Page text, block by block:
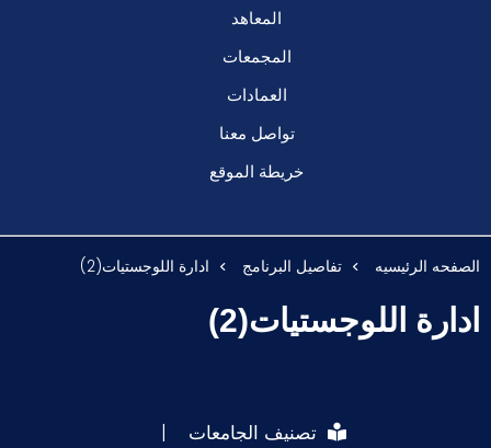
المعاهد
المجمعات
العمادات
تواصل معنا
خريطة الموقع
الصفحه الرئيسيه تفاصيل البرنامج ادارة اللوجستيات(2)
ادارة اللوجستيات(2)
تصنيف الجامعات |